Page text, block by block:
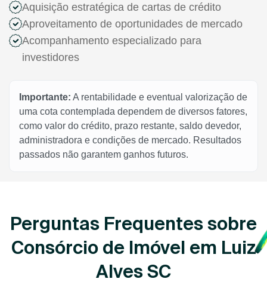
Aquisição estratégica de cartas de crédito
Aproveitamento de oportunidades de mercado
Acompanhamento especializado para
investidores
Importante: A rentabilidade e eventual valorização de
uma cota contemplada dependem de diversos fatores,
como valor do crédito, prazo restante, saldo devedor,
administradora e condições de mercado. Resultados
passados não garantem ganhos futuros.
Perguntas Frequentes sobre
Consórcio de Imóvel em Luiz
Alves SC